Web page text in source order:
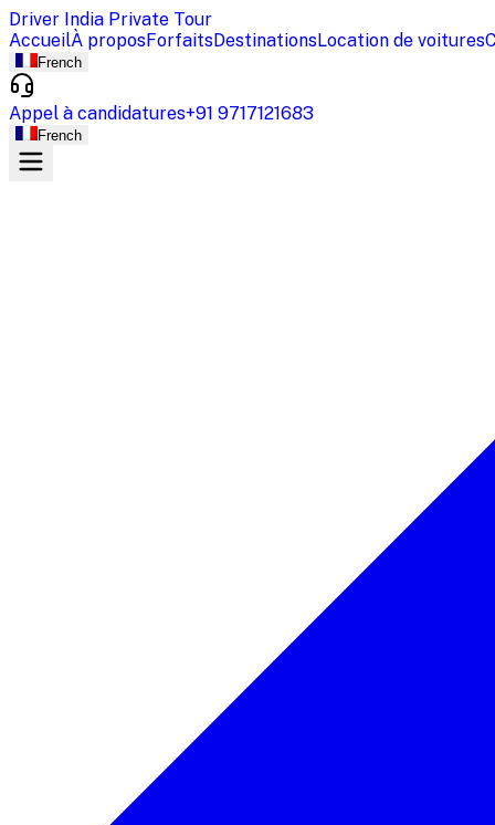
Driver India Private Tour
AccueilÀ proposForfaitsDestinationsLocation de voitures
French
Appel à candidatures+91 9717121683
French